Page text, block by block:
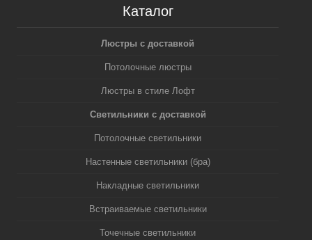
Каталог
Люстры с доставкой
Потолочные люстры
Люстры в стиле Лофт
Светильники с доставкой
Потолочные светильники
Настенные светильники (бра)
Накладные светильники
Встраиваемые светильники
Точечные светильники